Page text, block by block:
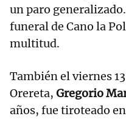
un paro
funeral de Cano la
multitud.
También el viernes
Orereta, Gregorio
años, fue tiroteado